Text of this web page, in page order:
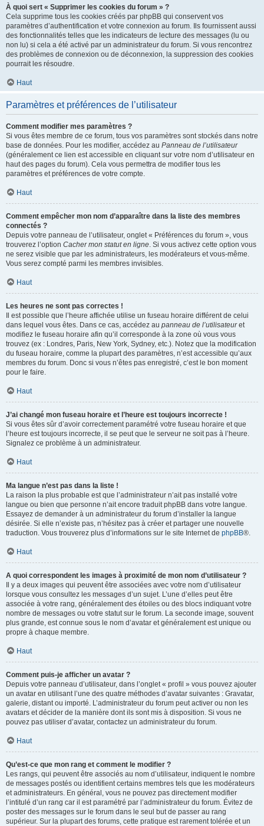
À quoi sert « Supprimer les cookies du forum » ?
Cela supprime tous les cookies créés par phpBB qui conservent vos
paramètres d’authentification et votre connexion au forum. Ils fournissent aussi
des fonctionnalités telles que les indicateurs de lecture des messages (lu ou
non lu) si cela a été activé par un administrateur du forum. Si vous rencontrez
des problèmes de connexion ou de déconnexion, la suppression des cookies
pourrait les résoudre.
Haut
Paramètres et préférences de l’utilisateur
Comment modifier mes paramètres ?
Si vous êtes membre de ce forum, tous vos paramètres sont stockés dans notre
base de données. Pour les modifier, accédez au Panneau de l’utilisateur
(généralement ce lien est accessible en cliquant sur votre nom d’utilisateur en
haut des pages du forum). Cela vous permettra de modifier tous les
paramètres et préférences de votre compte.
Haut
Comment empêcher mon nom d’apparaître dans la liste des membres
connectés ?
Depuis votre panneau de l’utilisateur, onglet « Préférences du forum », vous
trouverez l’option Cacher mon statut en ligne. Si vous activez cette option vous
ne serez visible que par les administrateurs, les modérateurs et vous-même.
Vous serez compté parmi les membres invisibles.
Haut
Les heures ne sont pas correctes !
Il est possible que l’heure affichée utilise un fuseau horaire différent de celui
dans lequel vous êtes. Dans ce cas, accédez au panneau de l’utilisateuret
modifiez le fuseau horaire afin qu’il corresponde à la zone où vous vous
trouvez (ex : Londres, Paris, New York, Sydney, etc.). Notez que la modification
du fuseau horaire, comme la plupart des paramètres, n’est accessible qu’aux
membres du forum. Donc si vous n’êtes pas enregistré, c’est le bon moment
pour le faire.
Haut
J’ai changé mon fuseau horaire et l’heure est toujours incorrecte !
Si vous êtes sûr d’avoir correctement paramétré votre fuseau horaire et que
l’heure est toujours incorrecte, il se peut que le serveur ne soit pas à l’heure.
Signalez ce problème à un administrateur.
Haut
Ma langue n’est pas dans la liste !
La raison la plus probable est que l’administrateur n’ait pas installé votre
langue ou bien que personne n’ait encore traduit phpBB dans votre langue.
Essayez de demander à un administrateur du forum d’installer la langue
désirée. Si elle n’existe pas, n’hésitez pas à créer et partager une nouvelle
traduction. Vous trouverez plus d’informations sur le site Internet de phpBB®.
Haut
A quoi correspondent les images à proximité de mon nom d’utilisateur ?
Il y a deux images qui peuvent être associées avec votre nom d’utilisateur
lorsque vous consultez les messages d’un sujet. L’une d’elles peut être
associée à votre rang, généralement des étoiles ou des blocs indiquant votre
nombre de messages ou votre statut sur le forum. La seconde image, souvent
plus grande, est connue sous le nom d’avatar et généralement est unique ou
propre à chaque membre.
Haut
Comment puis-je afficher un avatar ?
Depuis votre panneau d’utilisateur, dans l’onglet « profil » vous pouvez ajouter
un avatar en utilisant l’une des quatre méthodes d’avatar suivantes : Gravatar,
galerie, distant ou importé. L’administrateur du forum peut activer ou non les
avatars et décider de la manière dont ils sont mis à disposition. Si vous ne
pouvez pas utiliser d’avatar, contactez un administrateur du forum.
Haut
Qu’est-ce que mon rang et comment le modifier ?
Les rangs, qui peuvent être associés au nom d’utilisateur, indiquent le nombre
de messages postés ou identifient certains membres tels que les modérateurs
et administrateurs. En général, vous ne pouvez pas directement modifier
l’intitulé d’un rang car il est paramétré par l’administrateur du forum. Évitez de
poster des messages sur le forum dans le seul but de passer au rang
supérieur. Sur la plupart des forums, cette pratique est rarement tolérée et un